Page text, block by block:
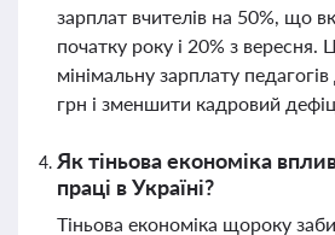
зарплат вчителів на 50%, що
початку року і 20% з
мінімальну зарплату
грн і зменшити кадровий
Як тіньова економіка
праці в Україні?
Тіньова економіка щороку